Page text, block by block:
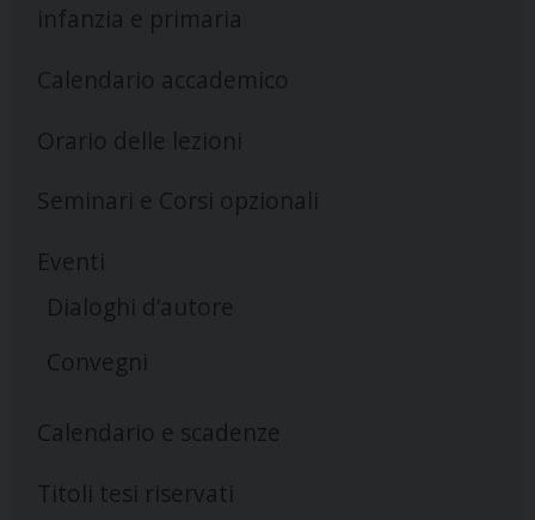
infanzia e primaria
Calendario accademico
Orario delle lezioni
Seminari e Corsi opzionali
Eventi
Dialoghi d’autore
Convegni
Calendario e scadenze
Titoli tesi riservati